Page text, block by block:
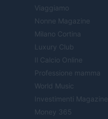
Viaggiamo
Nonne Magazine
Milano Cortina
Luxury Club
Il Calcio Online
Professione mamma
World Music
Investimenti Magazine
Money 365